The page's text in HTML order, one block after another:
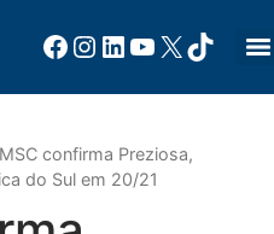
MSC confirma Preziosa,
do Sul em 20/21